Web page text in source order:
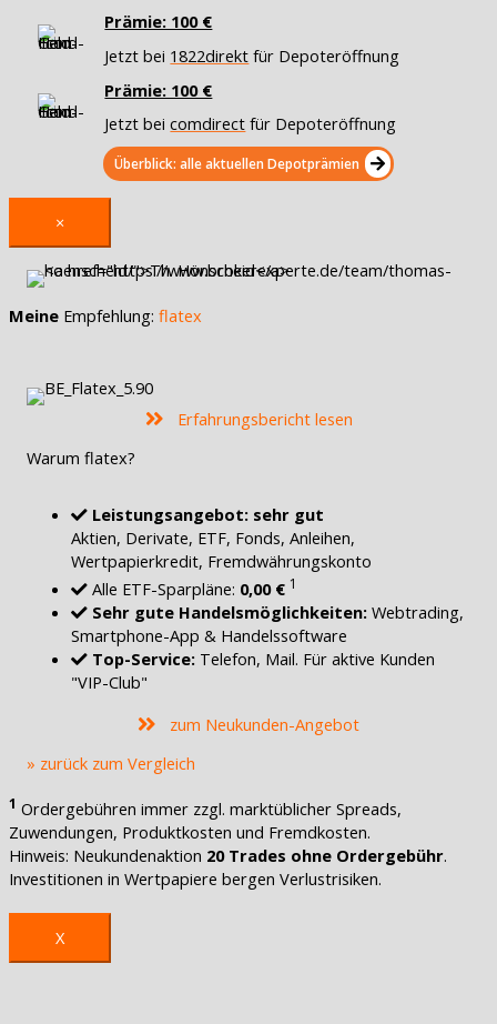
Prämie: 100 €
Jetzt bei 1822direkt für Depoteröffnung
Prämie: 100 €
Jetzt beicomdirect für Depoteröffnung
Überblick: alle aktuellen Depotprämien
×
Meine Empfehlung: flatex
Erfahrungsbericht lesen
Warum flatex?
Leistungsangebot: sehr gut
Aktien, Derivate, ETF, Fonds, Anleihen,
Wertpapierkredit, Fremdwährungskonto
Alle ETF-Sparpläne: 0,00 € 1
Sehr gute Handelsmöglichkeiten: Webtrading,
Smartphone-App & Handelssoftware
Top-Service: Telefon, Mail. Für aktive Kunden
"VIP-Club"
zum Neukunden-Angebot
» zurück zum Vergleich
1 Ordergebühren immer zzgl. marktüblicher Spreads,
Zuwendungen, Produktkosten und Fremdkosten.
Hinweis: Neukundenaktion 20 Trades ohne Ordergebühr.
Investitionen in Wertpapiere bergen Verlustrisiken.
X